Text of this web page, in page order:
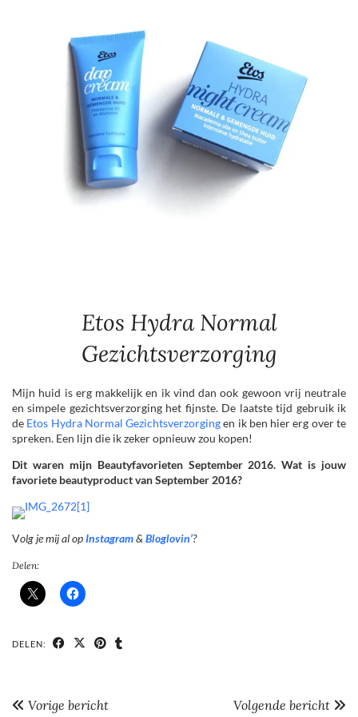
Etos Hydra Normal
Gezichtsverzorging
Mijn huid is erg makkelijk en ik vind dan ook gewoon vrij neutrale
en simpele gezichtsverzorging het fijnste. De laatste tijd gebruik ik
de Etos Hydra Normal Gezichtsverzorgingen ik ben hier erg over te
spreken. Een lijn die ik zeker opnieuw zou kopen!
Dit waren mijn Beautyfavorieten September 2016. Wat is jouw
favoriete beautyproduct van September 2016?
Volg je mij al opInstagram& Bloglovin’?
Delen:
DELEN:
Vorige bericht Volgende bericht